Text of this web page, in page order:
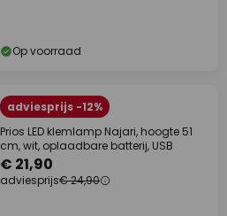
Op voorraad
adviesprijs -12%
Prios LED klemlamp Najari, hoogte 51
cm, wit, oplaadbare batterij, USB
€ 21,90
adviesprijs€ 24,90